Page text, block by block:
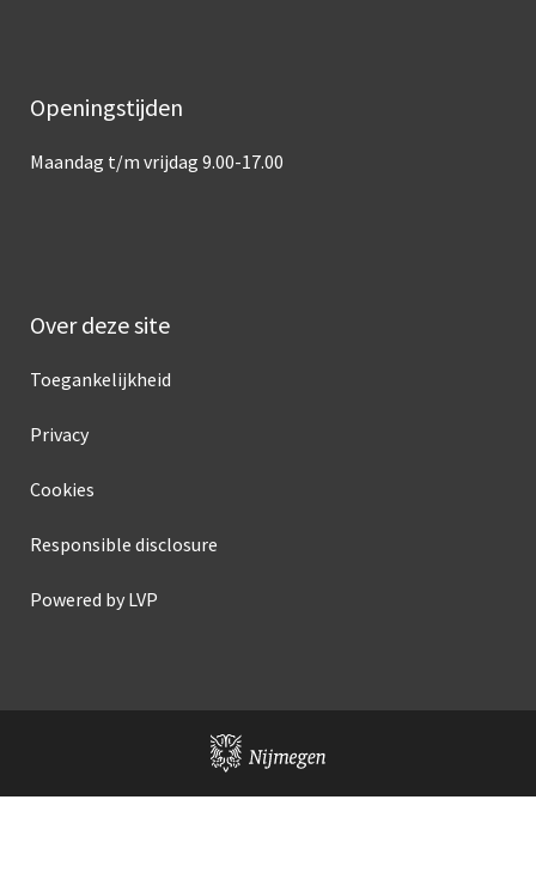
Openingstijden
Maandag t/m vrijdag 9.00-17.00
Over deze site
Toegankelijkheid
Privacy
Cookies
Responsible disclosure
Powered by LVP